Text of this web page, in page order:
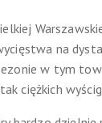
na
w tym
ciężkich